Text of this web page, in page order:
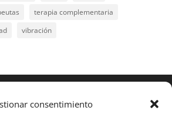
consentimiento
terapia complementaria
vibración
reservados